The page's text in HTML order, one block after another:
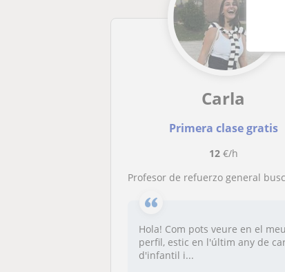
Carla
Primera clase gratis
12€/h
Profesor de refuerzo general busca dar clases particulares a niños/
Hola! Com pots veure en el meu
perfil, estic en l'últim any de
d'infantil i...